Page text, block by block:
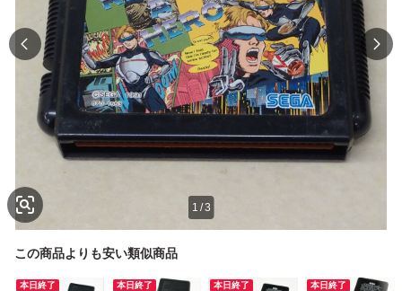
1 /3
この商品よりも安い類似商品
本日終了 本日終了 本日終了 本日終了